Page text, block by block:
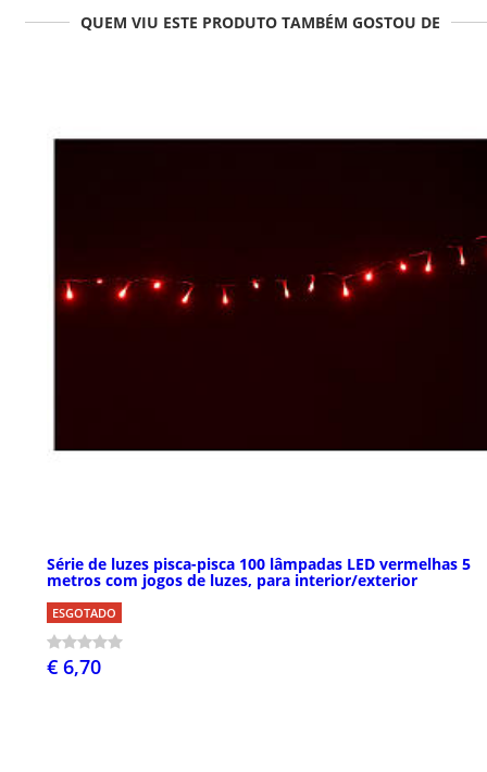
QUEM VIU ESTE PRODUTO TAMBÉM GOSTOU DE
Série de luzes pisca-pisca 100 lâmpadas LED vermelhas 5
metros com jogos de luzes, para interior/exterior
ESGOTADO
€ 6,70